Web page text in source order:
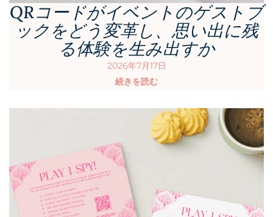
QRコードがイベントのゲストブ
ックをどう変革し、思い出に残
る体験を生み出すか
2026年7月17日
続きを読む